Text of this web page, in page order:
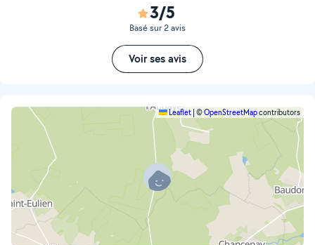
3/5
Basé sur 2 avis
Voir ses avis
Leaflet ©OpenStreetMapcontributors